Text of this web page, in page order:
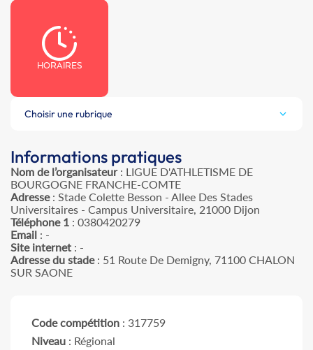
HORAIRES
Choisir une rubrique
Informations pratiques
Nom de l’organisateur: LIGUE D'ATHLETISME DE
BOURGOGNE FRANCHE-COMTE
Adresse: Stade Colette Besson - Allee Des Stades
Universitaires - Campus Universitaire, 21000 Dijon
Téléphone 1 : 0380420279
Email : -
Site internet : -
Adresse du stade: 51 Route De Demigny, 71100 CHALON
SUR SAONE
Code compétition : 317759
Niveau : Régional